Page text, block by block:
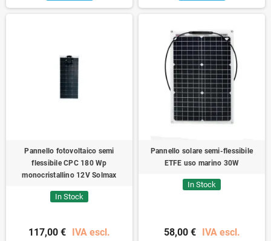
Pannello fotovoltaico semi
flessibile CPC 180 Wp
monocristallino 12V Solmax
In Stock
117,00 € IVA escl.
Pannello solare semi-flessibile
ETFE uso marino 30W
In Stock
58,00 € IVA escl.